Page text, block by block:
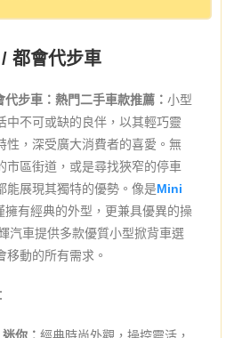
都會代步車
代步車：熱門二手車款推薦：小型
中不可或缺的良伴，以其輕巧靈
性，深受廣大消費者的喜愛。無
市區街道，或是尋找狹窄的停車
能展現其獨特的優勢。像是Mini
擁有經典的外型，更兼具優異的操
汽車提供多款優質小型掀背車選
移動的所有需求。
：